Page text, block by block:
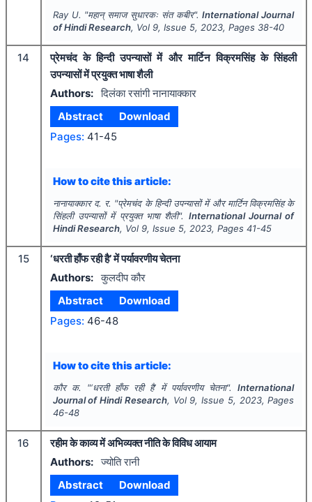
Ray U. "महान् समाज सुधारकः संत कबीर".International Journal
of Hindi Research, Vol 9, Issue 5, 2023, Pages 38-40
14
प्रेमचंद के हिन्दी उपन्यासों में और मार्टिन विक्रमसिंह के सिंहली
उपन्यासों में प्रयुक्त भाषा शैली
Authors: दिलंका रसांगी नानायाक्कार
Abstract
Download
Pages: 41-45
How to cite this article:
नानायाक्कार द. र. "प्रेमचंद के हिन्दी उपन्यासों में और मार्टिन विक्रमसिंह के
सिंहली उपन्यासों में प्रयुक्त भाषा शैली". International Journal of
Hindi Research, Vol 9, Issue 5, 2023, Pages 41-45
15
‘धरती हाँफ रही है’ में पर्यावरणीय चेतना
Authors: कुलदीप कौर
Abstract
Download
Pages: 46-48
How to cite this article:
कौर क. "‘धरती हाँफ रही है’ में पर्यावरणीय चेतना".International
Journal of Hindi Research, Vol 9, Issue 5, 2023, Pages
46-48
16
रहीम के काव्य में अभिव्यक्त नीति के विविध आयाम
Authors: ज्योति रानी
Abstract
Download